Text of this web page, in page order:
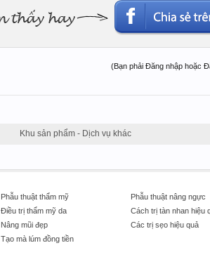
(Bạn phải Đăng nhập hoặc
Khu sản phẩm - Dịch vụ khác
Phẫu thuật thẩm mỹ
Điều trị thẩm mỹ da
Nâng mũi đẹp
Tạo mà lúm đồng tiền
Phẫu thuật nâng ngực
Cách trị tàn nhan hiệu
Các trị sẹo hiệu quả